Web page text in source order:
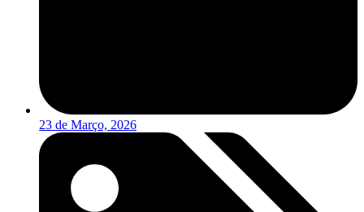
23 de Março, 2026